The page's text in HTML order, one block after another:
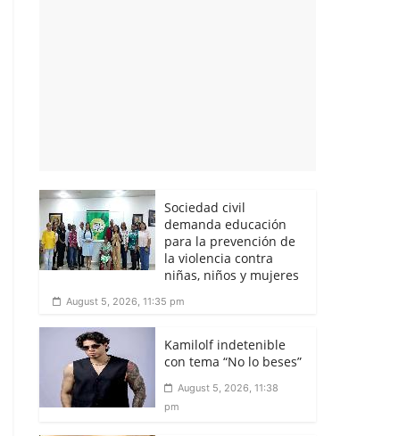
Sociedad civil
demanda educación
para la prevención de
la violencia contra
niñas, niños y mujeres
August 5, 2026, 11:35 pm
Kamilolf indetenible
con tema “No lo beses”
August 5, 2026, 11:38
pm